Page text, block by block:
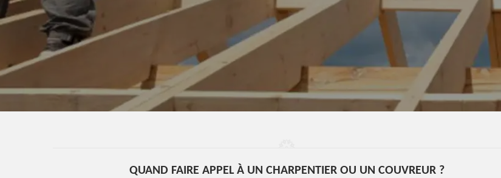
QUAND FAIRE APPEL À UN CHARPENTIER OU UN COUVREUR ?